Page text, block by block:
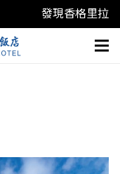
發現香格里拉